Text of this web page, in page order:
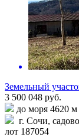
Земельный
3 500 048 руб.
до моря 4620 м
г. Сочи,
лот 187054